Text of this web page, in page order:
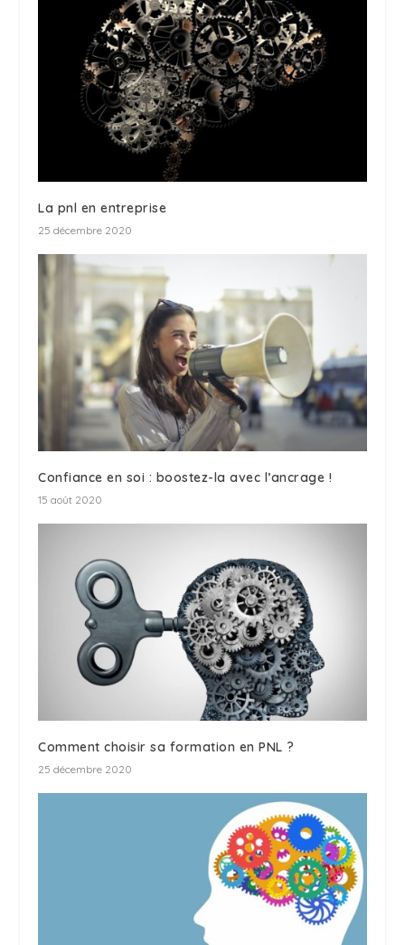
La pnl en entreprise
25 décembre 2020
Confiance en soi : boostez-la avec l’ancrage !
15 août 2020
Comment choisir sa formation en PNL ?
25 décembre 2020